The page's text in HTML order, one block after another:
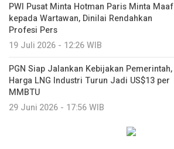
PWI Pusat Minta Hotman Paris Minta Maaf
kepada Wartawan, Dinilai Rendahkan
Profesi Pers
19 Juli 2026 - 12:26 WIB
PGN Siap Jalankan Kebijakan Pemerintah,
Harga LNG Industri Turun Jadi US$13 per
MMBTU
29 Juni 2026 - 17:56 WIB